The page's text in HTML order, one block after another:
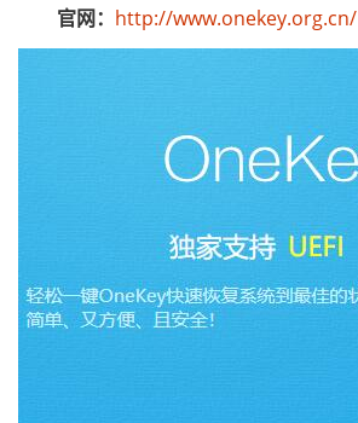
官网： http://www.onekey.org.cn/